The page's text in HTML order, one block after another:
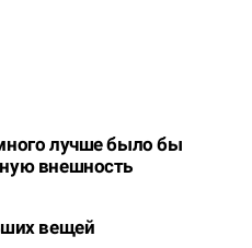
лучше было бы
внешность
вещей